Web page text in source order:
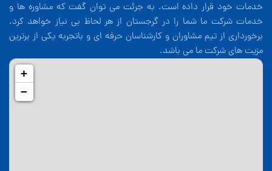
خدمات خود قرار داده است. به جرئت می توان گفت که مشاوره ها و
خدمات شرکت ما شما را در گرجستان از هر لحاظ بی نیاز خواهد کرد.
برخورداری از تیم مشاوران و کارشناسان حرفه ای و باتجربه یکی از برترین
مزیت های شرکت ما می باشد.
+
−